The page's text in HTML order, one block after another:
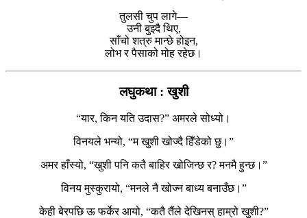
तुलसी चुप लागे—
उनी बुझ्दै थिए,
साँचो शत्रु मान्छे होइन,
लोभ र पैसाको मोह रहेछ।
लघुकथा : खुशी
“यार, किन यति उदास?” अमरले सोध्यो।
विनयले भन्यो, “म खुशी खोज्दै हिँडेको छु।”
अमर हाँस्यो, “खुशी पनि कतै बाहिर खोजिन्छ र? मनमै हुन्छ।”
विनय मुस्कुरायो, “मनले नै खोज्न बाध्य बनाउँछ।”
केही बेरपछि ऊ फर्केर आयो, “कतै तैंले देखिनस् हाम्रो खुशी?”